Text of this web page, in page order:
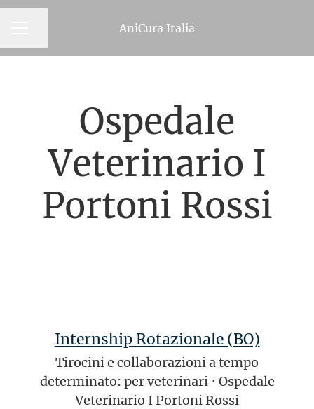
AniCura Italia
Condividi la pagina
Ospedale
Veterinario I
Portoni Rossi
Internship Rotazionale (BO)
Tirocini e collaborazioni a tempo
determinato: per veterinari · Ospedale
Veterinario I Portoni Rossi